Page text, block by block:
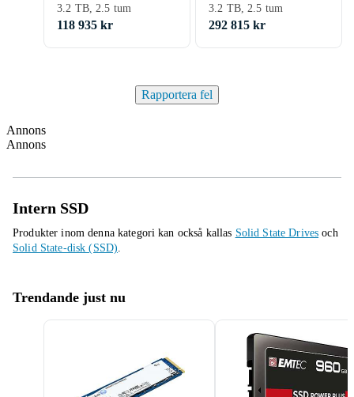
Endurance 3,2 TB
3.2 TB, 2.5 tum
118 935 kr
G2
3.2 TB, 2.5 tum
292 815 kr
Rapportera fel
Annons
Annons
Intern SSD
Produkter inom denna kategori kan också kallas Solid State Drives och
Solid State-disk (SSD).
Trendande just nu